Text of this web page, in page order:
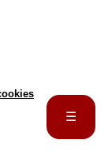
☰